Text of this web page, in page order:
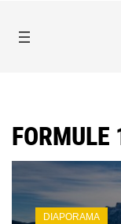
FORMULE
DIAPORAMA